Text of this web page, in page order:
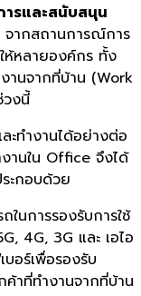
รและสนับสนุน
จากสถานการณ์การ
ห้หลายองค์กร ทั้ง
านจากที่บ้าน (Work
วงนี้
ะทำงานได้อย่างต่อ
งานใน Office จึงได้
ะกอบด้วย
ในการรองรับการใช้
4G, 3G และ เอไอ
บอร์เพื่อรองรับ
ค้าที่ทำงานจากที่บ้าน